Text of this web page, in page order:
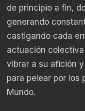
de principio a fin,
generando
castigando cada
actuación
vibrar a su afición
para pelear por los
Mundo.